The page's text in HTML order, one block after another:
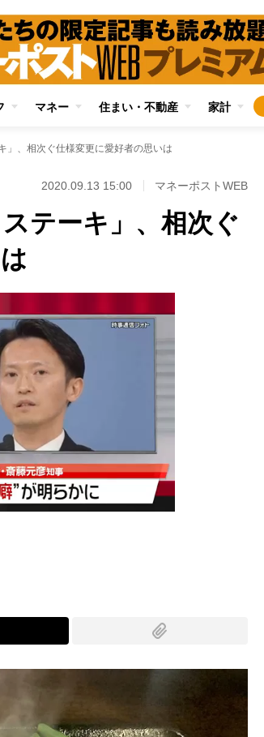
マネー 住まい・不動産 家計
」、相次ぐ仕様変更に愛好者の思いは
2020.09.13 15:00 マネーポストWEB
テーキ」、相次ぐ